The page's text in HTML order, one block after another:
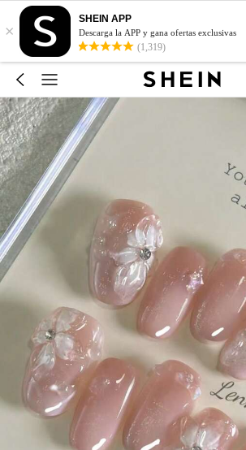
×
SHEIN APP
Descarga la APP y gana ofertas exclusivas
(1,319)